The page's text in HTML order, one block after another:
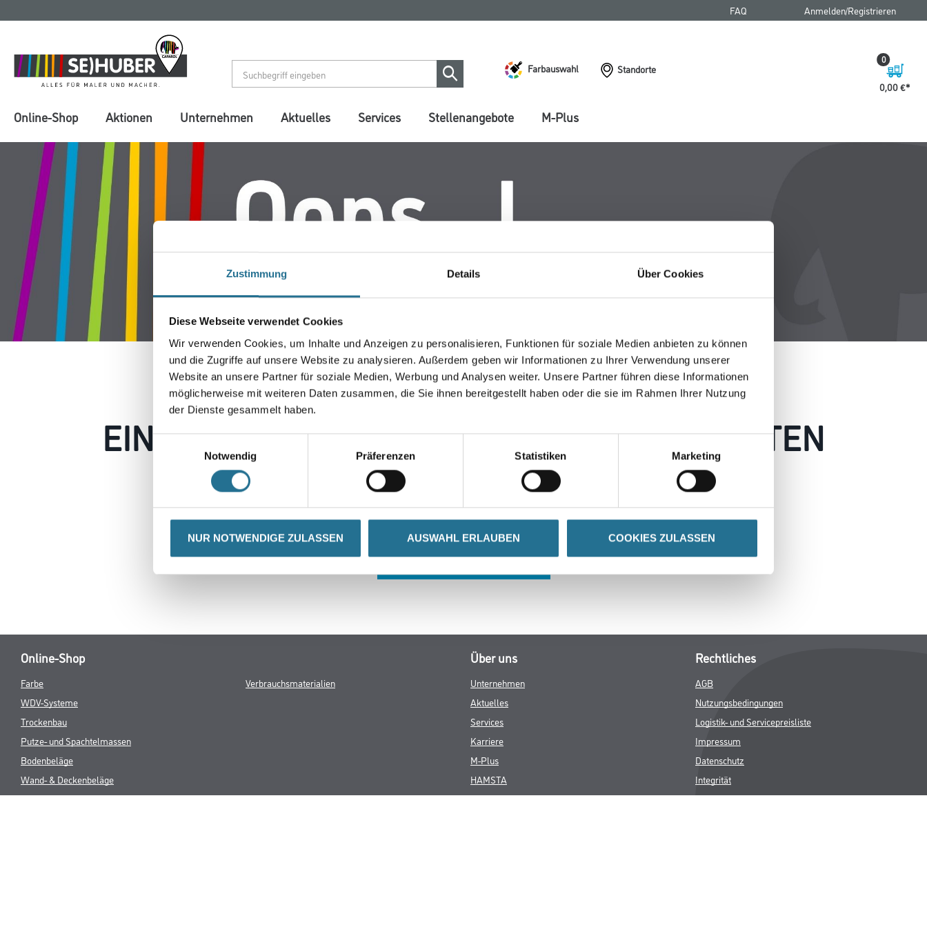
Zustimmung Details Über Cookies
Diese Webseite verwendet Cookies
Wir verwenden Cookies, um Inhalte und Anzeigen zu personalisieren, Funktionen für soziale Medien anbieten zu können
und die Zugriffe auf unsere Website zu analysieren. Außerdem geben wir Informationen zu Ihrer Verwendung unserer
Website an unsere Partner für soziale Medien, Werbung und Analysen weiter. Unsere Partner führen diese Informationen
möglicherweise mit weiteren Daten zusammen, die Sie ihnen bereitgestellt haben oder die sie im Rahmen Ihrer Nutzung
der Dienste gesammelt haben.
Notwendig
Präferenzen Statistiken Marketing
NUR NOTWENDIGE ZULASSEN AUSWAHL ERLAUBEN COOKIES ZULASSEN
springen
springen
FAQ Anmelden/Registrieren
Farbauswahl
Standorte
0,00 €
0
Online-Shop Aktionen Unternehmen Aktuelles Services Stellenangebote M-Plus
EIN KLEINER ZWISCHENFALL IST AUFGETRETEN
Keine Sorge, wir pinseln schon an der Lösung und werden das Problem so schnell wie möglich beheben.
Erkunden Sie in der Zwischenzeit unseren Online-Shop und lassen Sie sich inspirieren.
Online-Shop
Farbe
WDV-Systeme
Trockenbau
Putze- und Spachtelmassen
Bodenbeläge
Wand- & Deckenbeläge
Werkzeug & Maschinen
Verbrauchsmaterialien
Über uns
Unternehmen
Aktuelles
Services
Karriere
M-Plus
HAMSTA
FAQ
Rechtliches
AGB
Nutzungsbedingungen
Logistik- und Servicepreisliste
Impressum
Datenschutz
Integrität
Kontakt